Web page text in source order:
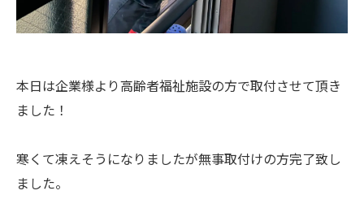
本日は企業様より高齢者福祉施設の方で取付させて頂き
ました！
寒くて凍えそうになりましたが無事取付けの方完了致し
ました。